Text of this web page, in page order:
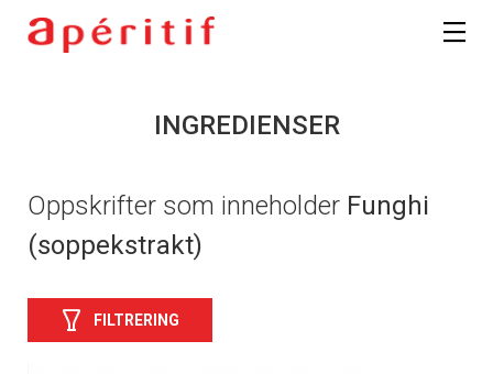
INGREDIENSER
Oppskrifter som inneholder Funghi
(soppekstrakt)
FILTRERING